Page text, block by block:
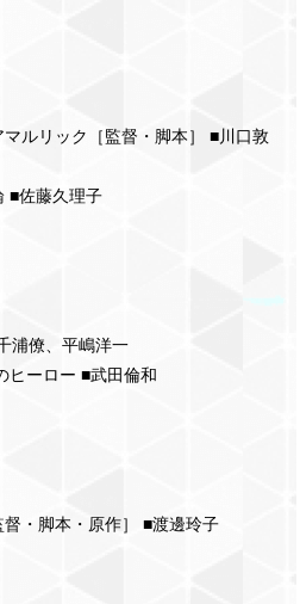
ルリック［監督・脚本］ ■川口敦
■佐藤久理子
浦僚、平嶋洋一
ヒーロー ■武田倫和
・脚本・原作］ ■渡邊玲子